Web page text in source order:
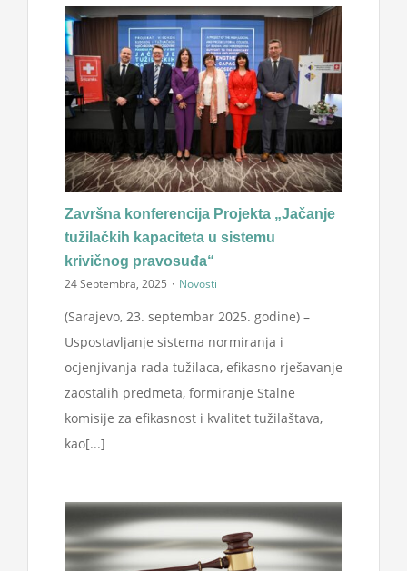
Završna konferencija Projekta „Jačanje
tužilačkih kapaciteta u sistemu
krivičnog pravosuđa“
24 Septembra, 2025 · Novosti
(Sarajevo, 23. septembar 2025. godine) –
Uspostavljanje sistema normiranja i
ocjenjivanja rada tužilaca, efikasno rješavanje
zaostalih predmeta, formiranje Stalne
komisije za efikasnost i kvalitet tužilaštava,
kao[...]